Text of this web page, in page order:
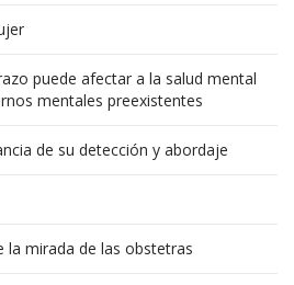
puede afectar a la salud mental
mentales preexistentes
de su detección y abordaje
la mirada de las obstetras